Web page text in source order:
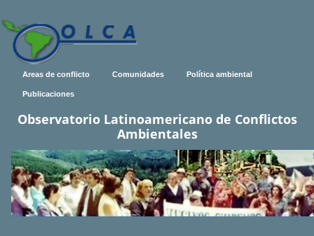
Areas de conflicto Comunidades Política ambiental
Publicaciones
Observatorio Latinoamericano de Conflictos
Ambientales